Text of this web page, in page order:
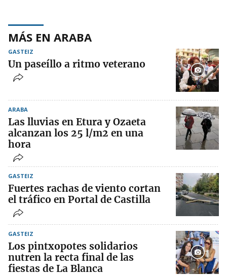
MÁS EN ARABA
GASTEIZ
Un paseíllo a ritmo veterano
ARABA
Las lluvias en Etura y Ozaeta
alcanzan los 25 l/m2 en una
hora
GASTEIZ
Fuertes rachas de viento cortan
el tráfico en Portal de Castilla
GASTEIZ
Los pintxopotes solidarios
nutren la recta final de las
fiestas de La Blanca